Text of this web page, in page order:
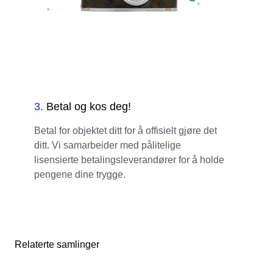
3. Betal og kos deg!
Betal for objektet ditt for å offisielt gjøre det
ditt. Vi samarbeider med pålitelige
lisensierte betalingsleverandører for å holde
pengene dine trygge.
Relaterte samlinger